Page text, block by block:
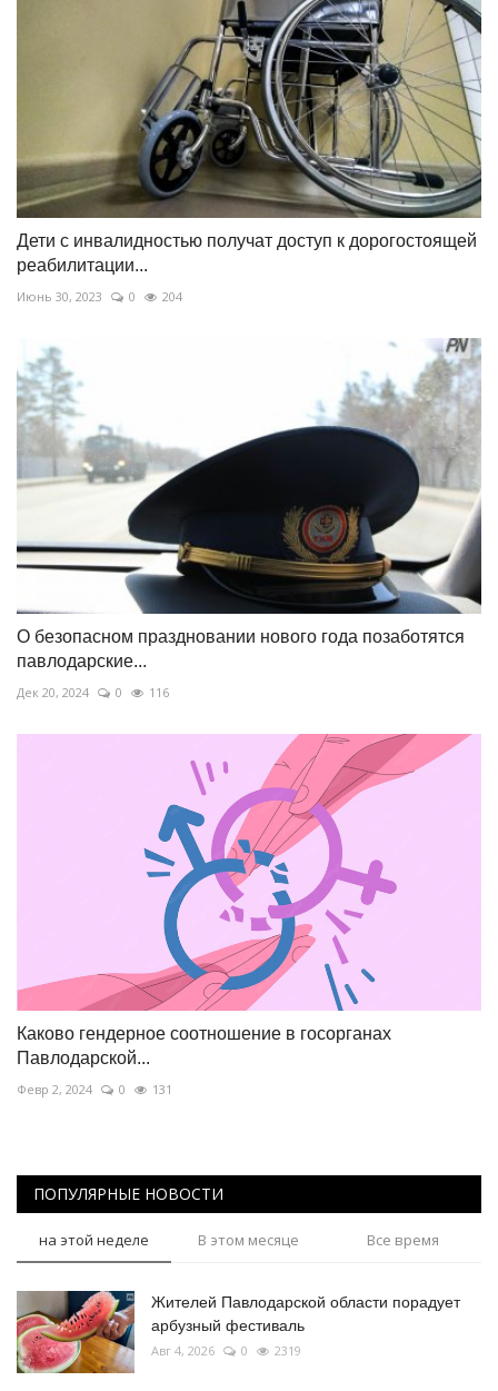
Дети с инвалидностью получат доступ к дорогостоящей
реабилитации...
Июнь 30, 2023 0 204
О безопасном праздновании нового года позаботятся
павлодарские...
Дек 20, 2024 0 116
Каково гендерное соотношение в госорганах
Павлодарской...
Февр 2, 2024 0 131
ПОПУЛЯРНЫЕ НОВОСТИ
на этой неделе В этом месяце Все время
Жителей Павлодарской области порадует
арбузный фестиваль
Авг 4, 2026 0 2319